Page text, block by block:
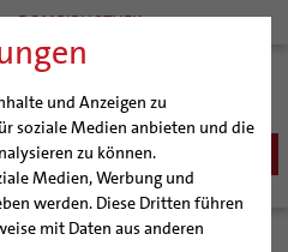
und Anzeigen zu
soziale Medien anbieten und die
zu können.
Medien, Werbung und
werden. Diese Dritten führen
mit Daten aus anderen
DOMBIBLIOTHEK